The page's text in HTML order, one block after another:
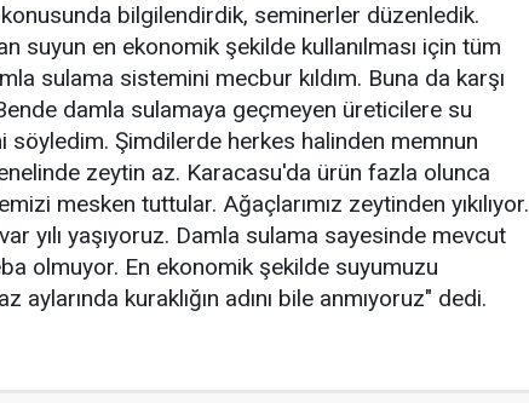
bilgilendirdik, seminerler düzenledik.
suyun en ekonomik şekilde kullanılması için tüm
sulama sistemini mecbur kıldım. Buna da karşı
damla sulamaya geçmeyen üreticilere su
söyledim. Şimdilerde herkes halinden memnun
zeytin az. Karacasu'da ürün fazla olunca
mesken tuttular. Ağaçlarımız zeytinden yıkılıyor.
yılı yaşıyoruz. Damla sulama sayesinde mevcut
olmuyor. En ekonomik şekilde suyumuzu
aylarında kuraklığın adını bile anmıyoruz" dedi.